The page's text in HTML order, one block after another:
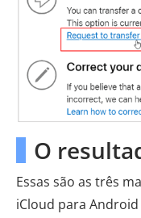
O
Essas são as três
iCloud para